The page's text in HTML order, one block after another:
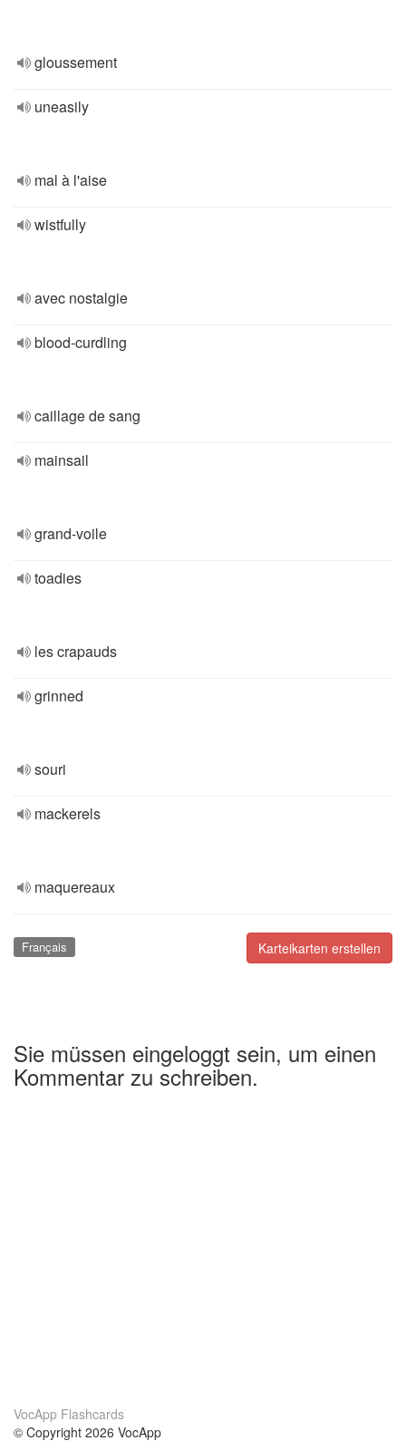
gloussement
uneasily
mal à l'aise
wistfully
avec nostalgie
blood-curdling
caillage de sang
mainsail
grand-voile
toadies
les crapauds
grinned
souri
mackerels
maquereaux
Karteikarten erstellen
Français
Sie müssen eingeloggt sein, um einen
Kommentar zu schreiben.
VocApp Flashcards
© Copyright 2026 VocApp